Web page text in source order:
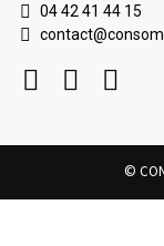
04 42 41 44 15
©